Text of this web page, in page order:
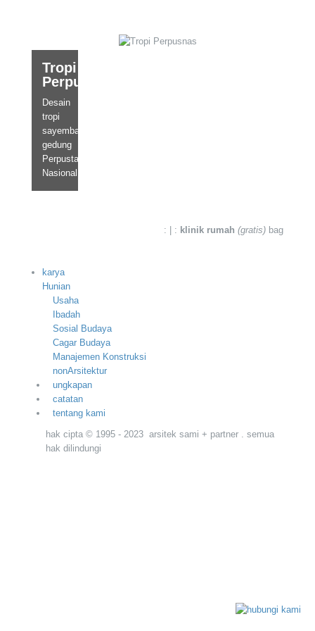
Tropi
Perpusnas
Desain
tropi
sayembara
gedung
Perpustakaan
Nasional
: | : klinik rumah (gratis)bagi
karya
Hunian
Usaha
Ibadah
Sosial Budaya
Cagar Budaya
Manajemen Konstruksi
nonArsitektur
ungkapan
catatan
tentang kami
hak cipta © 1995 - 2023 arsitek sami + partner . semua
hak dilindungi